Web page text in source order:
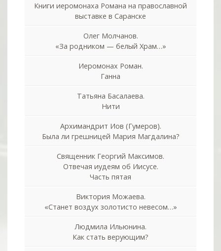
Книги иеромонаха Романа на православной
выставке в Саранске
Олег Молчанов.
«За родником — белый Храм…»
Иеромонах Роман.
Ганна
Татьяна Басалаева.
Нити
Архимандрит Иов (Гумеров).
Была ли грешницей Мария Магдалина?
Священник Георгий Максимов.
Отвечая иудеям об Иисусе.
Часть пятая
Виктория Можаева.
«Станет воздух золотисто невесом…»
Людмила Ильюнина.
Как стать верующим?